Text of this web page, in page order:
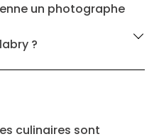
un photographe
?
culinaires sont